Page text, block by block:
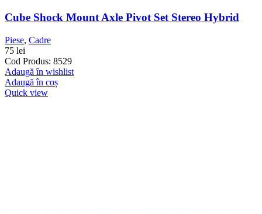
Cube Shock Mount Axle Pivot Set Stereo Hybrid
Piese, Cadre
75 lei
Cod Produs: 8529
Adaugă în wishlist
Adaugă în coș
Quick view